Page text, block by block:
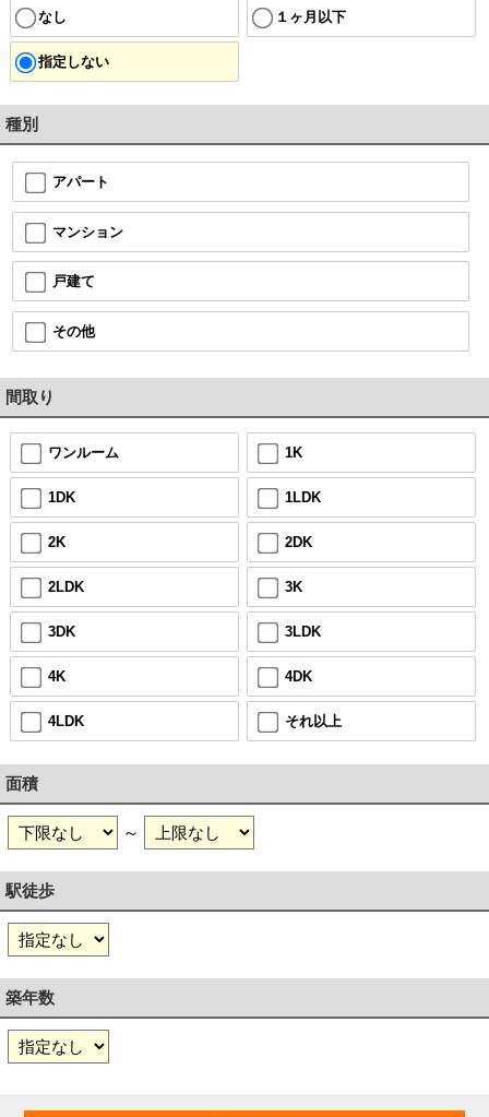
なし １ヶ月以下
指定しない
種別
アパート
マンション
戸建て
その他
間取り
ワンルーム 1K
1DK 1LDK
2K 2DK
2LDK 3K
3DK 3LDK
4K 4DK
4LDK それ以上
面積
～
駅徒歩
築年数